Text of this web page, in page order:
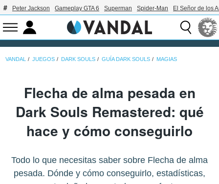
Peter Jackson Gameplay GTA 6 Superman Spider-Man El Señor de los
VANDAL JUEGOS DARK SOULS GUÍA DARK SOULS MAGIAS
Flecha de alma pesada en
Dark Souls Remastered: qué
hace y cómo conseguirlo
Todo lo que necesitas saber sobre Flecha de alma
pesada. Dónde y cómo conseguirlo, estadísticas,